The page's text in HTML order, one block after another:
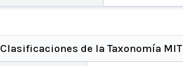
Clasificaciones de la Taxonomía MIT